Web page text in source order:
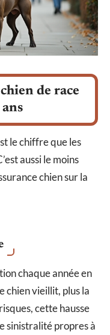
de race
le chiffre que les
aussi le moins
chien sur la
chaque année en
chien vieillit, plus la
cette hausse
sinistralité propres à